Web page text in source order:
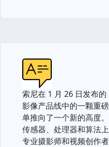
索尼在 1 月 26 日发布
影像产品线中的一颗重
单推向了一个新的高度
传感器、处理器和算法
专业摄影师和视频创作